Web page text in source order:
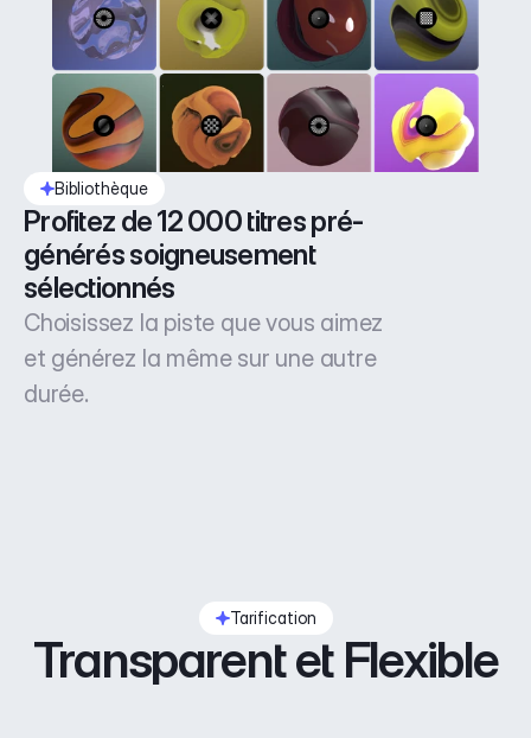
Bibliothèque
Profitez de 12 000 titres pré-
générés soigneusement
sélectionnés
Choisissez la piste que vous aimez
et générez la même sur une autre
durée.
Tarification
Transparent et Flexible